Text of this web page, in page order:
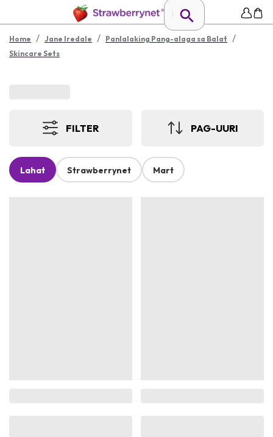
Home / Jane Iredale / Panlalaking Pang-alaga sa Balat /
Skincare Sets
FILTER PAG-UURI
Lahat Strawberrynet Mart